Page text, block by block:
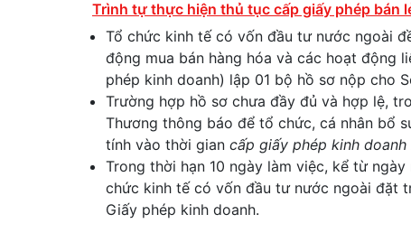
Trình tự thực hiện thủ tục cấp giấy phép bán
Tổ chức kinh tế có vốn đầu tư nước ngoài
động mua bán hàng hóa và các hoạt động
phép kinh doanh) lập 01 bộ hồ sơ nộp cho
Trường hợp hồ sơ chưa đầy đủ và hợp lệ,
Thương thông báo để tổ chức, cá nhân bổ
tính vào thời gian cấp giấy phép kinh doanh
Trong thời hạn 10 ngày làm việc, kể từ
chức kinh tế có vốn đầu tư nước ngoài đặt
Giấy phép kinh doanh.